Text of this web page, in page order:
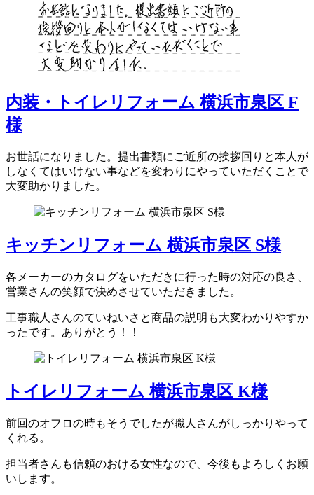
内装・トイレリフォーム 横浜市泉区 F
様
お世話になりました。提出書類にご近所の挨拶回りと本人が
しなくてはいけない事などを変わりにやっていただくことで
大変助かりました。
キッチンリフォーム 横浜市泉区 S様
各メーカーのカタログをいただきに行った時の対応の良さ、
営業さんの笑顔で決めさせていただきました。
工事職人さんのていねいさと商品の説明も大変わかりやすか
ったです。ありがとう！！
トイレリフォーム 横浜市泉区 K様
前回のオフロの時もそうでしたが職人さんがしっかりやって
くれる。
担当者さんも信頼のおける女性なので、今後もよろしくお願
いします。